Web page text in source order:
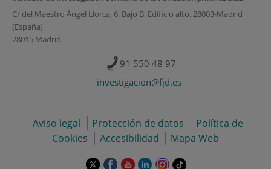
C/ del Maestro Ángel Llorca, 6. Bajo B. Edificio alto. 28003-Madrid
(España)
28015 Madrid
91 550 48 97
investigacion@fjd.es
Aviso legal Protección de datos
Política de
Cookies
Accesibilidad Mapa Web
EsteEsteEsteEsteEsteEnlace